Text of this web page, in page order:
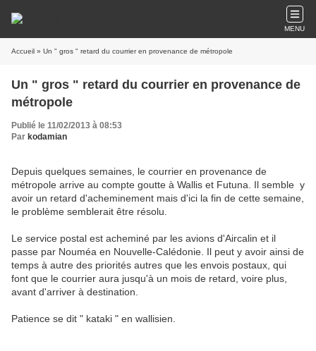
MENU
Accueil » Un " gros " retard du courrier en provenance de métropole
Un " gros " retard du courrier en provenance de
métropole
Publié le 11/02/2013 à 08:53
Par kodamian
Depuis quelques semaines, le courrier en provenance de
métropole arrive au compte goutte à Wallis et Futuna. Il semble y
avoir un retard d'acheminement mais d'ici la fin de cette semaine,
le problème semblerait être résolu.
Le service postal est acheminé par les avions d'Aircalin et il
passe par Nouméa en Nouvelle-Calédonie. Il peut y avoir ainsi de
temps à autre des priorités autres que les envois postaux, qui
font que le courrier aura jusqu'à un mois de retard, voire plus,
avant d'arriver à destination.
Patience se dit " kataki " en wallisien.